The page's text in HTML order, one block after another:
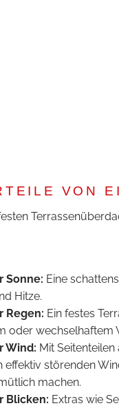
VON
Sonne: Eine
Hitze.
Regen: Ein festes
oder wechselhaftem
Wind: Mit
effektiv störenden
machen.
Blicken: Extras wie